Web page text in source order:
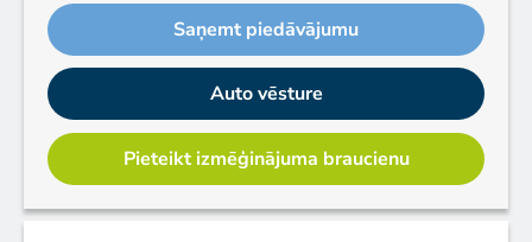
Saņemt piedāvājumu
Auto vēsture
Pieteikt izmēģinājuma braucienu